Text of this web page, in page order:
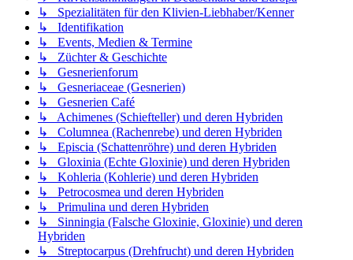
↳ Spezialitäten für den Klivien-Liebhaber/Kenner
↳ Identifikation
↳ Events, Medien & Termine
↳ Züchter & Geschichte
↳ Gesnerienforum
↳ Gesneriaceae (Gesnerien)
↳ Gesnerien Café
↳ Achimenes (Schiefteller) und deren Hybriden
↳ Columnea (Rachenrebe) und deren Hybriden
↳ Episcia (Schattenröhre) und deren Hybriden
↳ Gloxinia (Echte Gloxinie) und deren Hybriden
↳ Kohleria (Kohlerie) und deren Hybriden
↳ Petrocosmea und deren Hybriden
↳ Primulina und deren Hybriden
↳ Sinningia (Falsche Gloxinie, Gloxinie) und deren
Hybriden
↳ Streptocarpus (Drehfrucht) und deren Hybriden